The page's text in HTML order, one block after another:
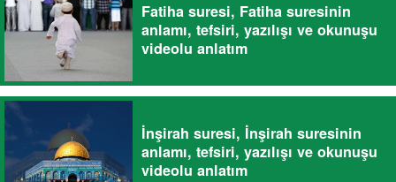
Fatiha suresi, Fatiha suresinin
anlamı, tefsiri, yazılışı ve okunuşu
videolu anlatım
İnşirah suresi, İnşirah suresinin
anlamı, tefsiri, yazılışı ve okunuşu
videolu anlatım